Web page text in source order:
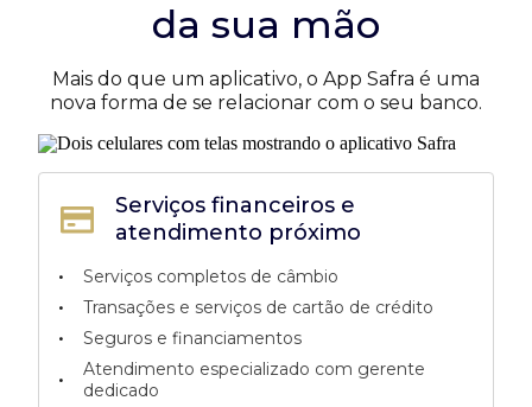
da sua mão
Mais do que um aplicativo, o App Safra é uma
nova forma de se relacionar com o seu banco.
Serviços financeiros e
atendimento próximo
•
Serviços completos de câmbio
• Transações e serviços de cartão de crédito
• Seguros e financiamentos
•
Atendimento especializado com gerente
dedicado